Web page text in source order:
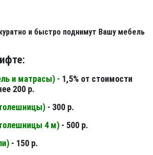
и быстро поднимут Вашу мебель
и матрасы) - 1,5% от стоимости
200 р.
) - 300 р.
4 м) - 500 р.
) - 150 р.